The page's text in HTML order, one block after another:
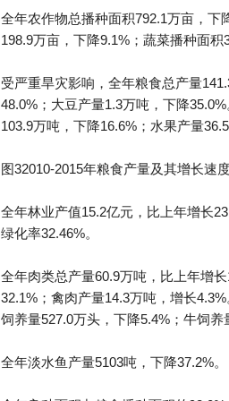
全年农作物总播种面积792.1万亩，下
198.9万亩，下降9.1%；蔬菜播种面
受严重旱灾影响，全年粮食总产量
48.0%；大豆产量1.3万吨，下降
103.9万吨，下降16.6%；水果产量
图32010-2015年粮食产量及其增长速
全年林业产值15.2亿元，比上年增长
绿化率32.46%。
全年肉类总产量60.9万吨，比上年增
32.1%；禽肉产量14.3万吨，增长
饲养量527.0万头，下降5.4%；牛饲
全年淡水鱼产量5103吨，下降37.2%。